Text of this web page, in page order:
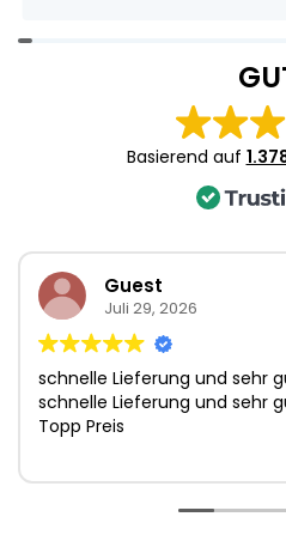
Item
Basierend auf
Guest
Juli 29, 2026
schnelle Lieferung und sehr
schnelle Lieferung und sehr
Topp Preis